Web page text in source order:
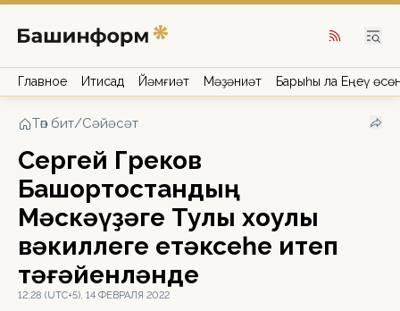
Главное Иҡтисад Йәмғиәт Мәҙәниәт Барыһы ла Еңеү
Төп бит/Сәйәсәт
Сергей Греков
Башҡортостандың
Мәскәүҙәге Тулы хоҡуҡлы
вәкиллеге етәксеһе итеп
тәғәйенләнде
12:28 (UTC+5), 14 ФЕВРАЛЯ 2022